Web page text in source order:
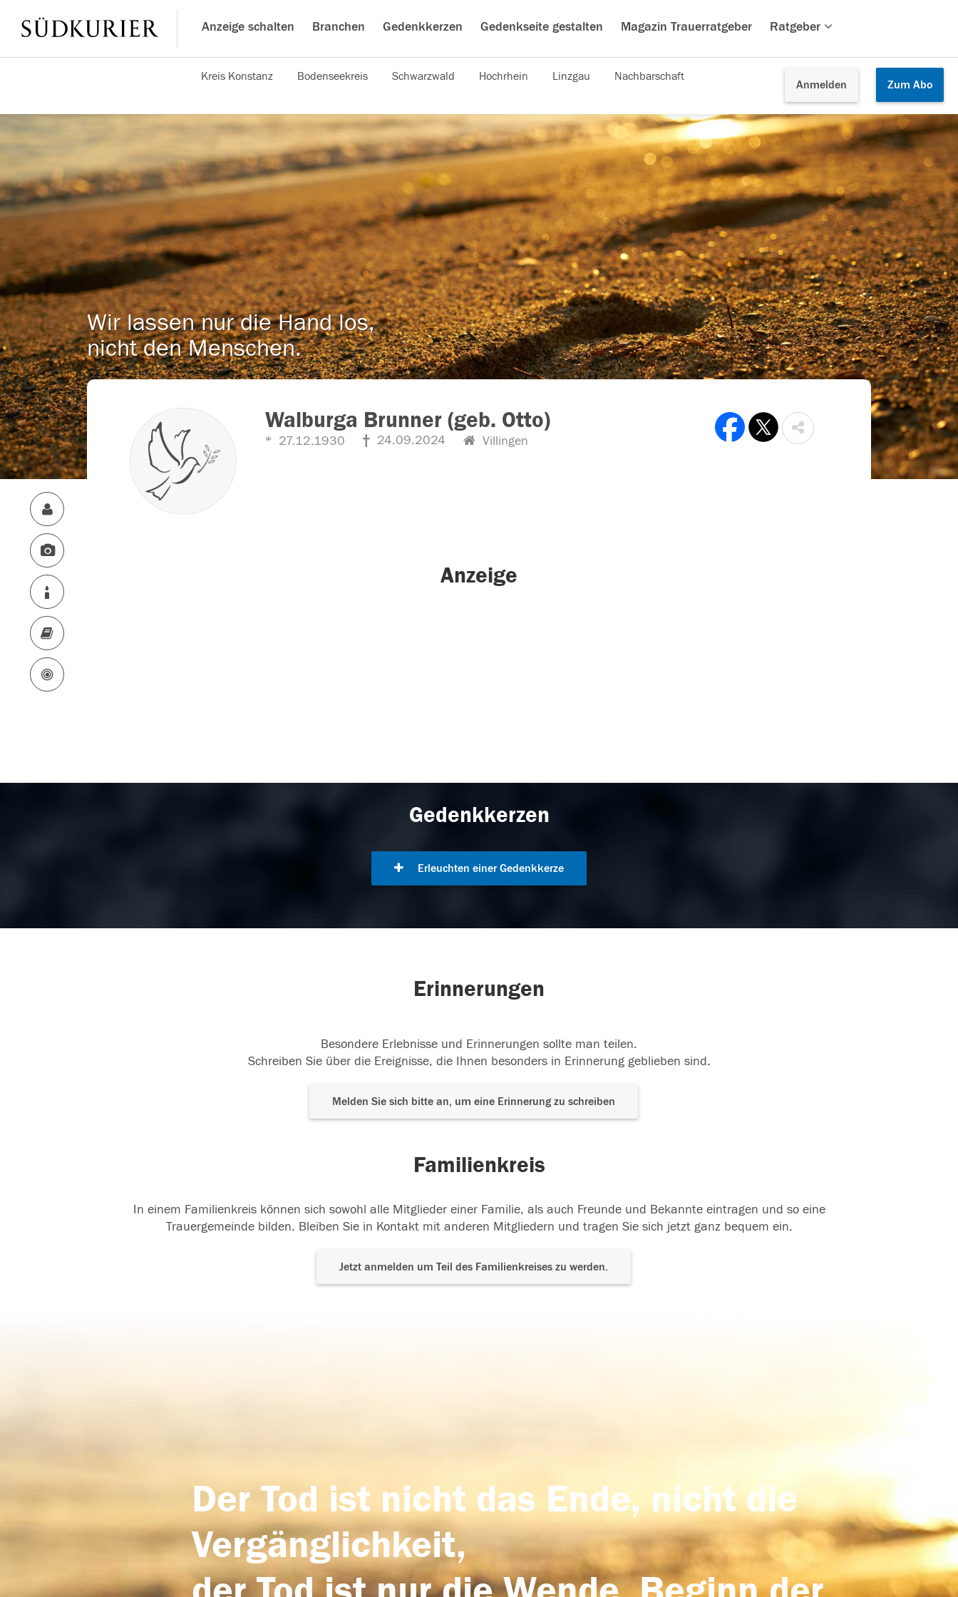
Anzeige schalten Branchen Gedenkkerzen Gedenkseite gestalten Magazin Trauerratgeber Ratgeber
Anmelden Zum Abo
Kreis Konstanz Bodenseekreis Schwarzwald Hochrhein Linzgau Nachbarschaft
Wir lassen nur die Hand los,
nicht den Menschen.
Walburga Brunner (geb. Otto)
27.12.1930 24.09.2024 Villingen
Anzeige
Gedenkkerzen
Erleuchten einer Gedenkkerze
Erinnerungen
Besondere Erlebnisse und Erinnerungen sollte man teilen.
Schreiben Sie über die Ereignisse, die Ihnen besonders in Erinnerung geblieben sind.
Melden Sie sich bitte an, um eine Erinnerung zu schreiben
Familienkreis
In einem Familienkreis können sich sowohl alle Mitglieder einer Familie, als auch Freunde und Bekannte eintragen und so eine
Trauergemeinde bilden. Bleiben Sie in Kontakt mit anderen Mitgliedern und tragen Sie sich jetzt ganz bequem ein.
Jetzt anmelden um Teil des Familienkreises zu werden.
Der Tod ist nicht das Ende, nicht die
Vergänglichkeit,